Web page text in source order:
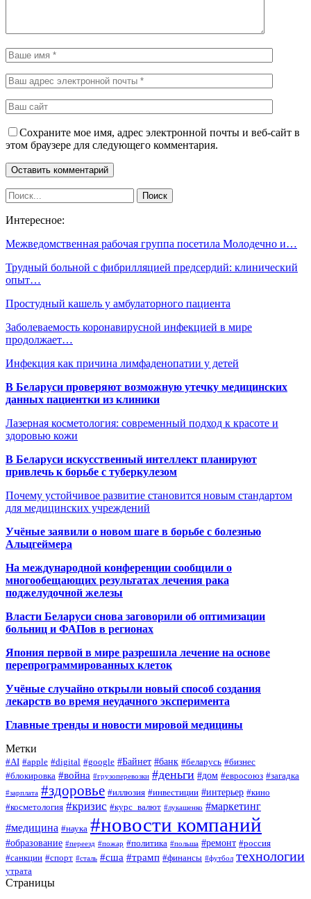
Сохраните мое имя, адрес электронной почты и веб-сайт в
этом браузере для следующего комментария.
Интересное:
Межведомственная рабочая группа посетила Молодечно и…
Трудный больной с фибрилляцией предсердий: клинический
опыт…
Простудный кашель у амбулаторного пациента
Заболеваемость коронавирусной инфекцией в мире
продолжает…
Инфекция как причина лимфаденопатии у детей
В Беларуси проверяют возможную утечку медицинских
данных пациентки из клиники
Лазерная косметология: современный подход к красоте и
здоровью кожи
В Беларуси искусственный интеллект планируют
привлечь к борьбе с туберкулезом
Почему устойчивое развитие становится новым стандартом
для медицинских учреждений
Учёные заявили о новом шаге в борьбе с болезнью
Альцгеймера
На международной конференции сообщили о
многообещающих результатах лечения рака
поджелудочной железы
Власти Беларуси снова заговорили об оптимизации
больниц и ФАПов в регионах
Япония первой в мире разрешила лечение на основе
перепрограммированных клеток
Учёные случайно открыли новый способ создания
лекарств во время неудачного эксперимента
Главные тренды и новости мировой медицины
Метки
#AI #apple #digital #google #Байнет #банк #беларусь #бизнес
#блокировка #война #грузоперевозки #деньги #дом #евросоюз #загадка
#зарплата #здоровье #иллюзия #инвестиции #интерьер #кино
#косметология #кризис #курс_валют #лукашенко #маркетинг
#медицина #наука #новости компаний
#образование #переезд #пожар #политика #польша #ремонт #россия
#санкции #спорт #сталь #сша #трамп #финансы #футбол технологии
утрата
Страницы